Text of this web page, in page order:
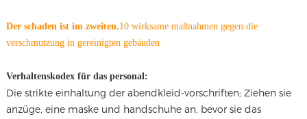
Der schaden ist im zweiten.10 wirksame maßnahmen gegen die
verschmutzung in gereinigten gebäuden
Verhaltenskodex für das personal:
Die strikte einhaltung der abendkleid-vorschriften; Ziehen sie
anzüge, eine maske und handschuhe an, bevor sie das